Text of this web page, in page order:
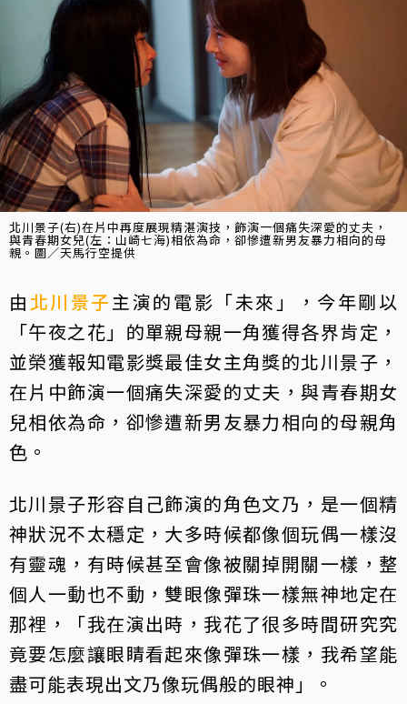
北川景子(右)在片中再度展現精湛演技，飾演一個痛失深愛的丈夫，
與青春期女兒(左：山崎七海)相依為命，卻慘遭新男友暴力相向的母
親。圖／天馬行空提供
由 北川景子主演的電影「未來」，今年剛以
「午夜之花」的單親母親一角獲得各界肯定，
並榮獲報知電影獎最佳女主角獎的北川景子，
在片中飾演一個痛失深愛的丈夫，與青春期女
兒相依為命，卻慘遭新男友暴力相向的母親角
色。
北川景子形容自己飾演的角色文乃，是一個精
神狀況不太穩定，大多時候都像個玩偶一樣沒
有靈魂，有時候甚至會像被關掉開關一樣，整
個人一動也不動，雙眼像彈珠一樣無神地定在
那裡，「我在演出時，我花了很多時間研究究
竟要怎麼讓眼睛看起來像彈珠一樣，我希望能
盡可能表現出文乃像玩偶般的眼神」。